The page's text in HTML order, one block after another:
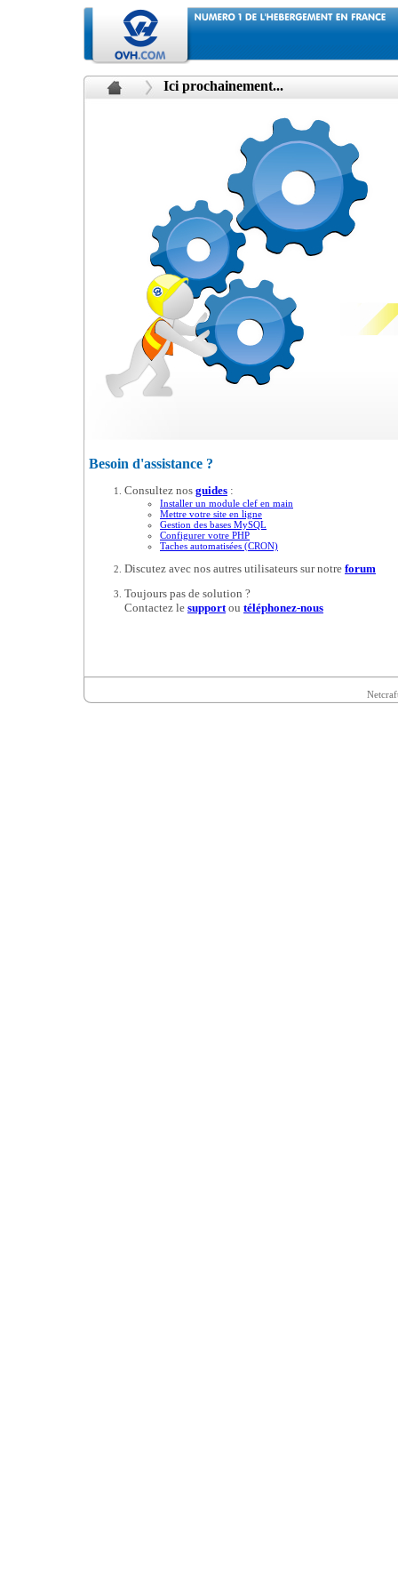
Ici prochainement...
Besoin d'assistance ?
Consultez nos guides :
Installer un module clef en main
Mettre votre site en ligne
Gestion des bases MySQL
Configurer votre PHP
Taches automatisées (CRON)
Discutez avec nos autres utilisateurs sur notre forum
Toujours pas de solution ?
Contactez le supportou téléphonez-nous